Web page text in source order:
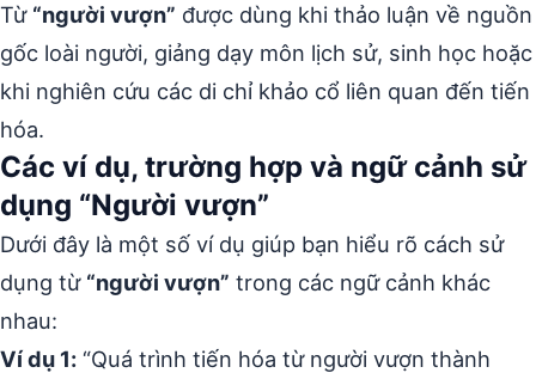
Từ “người vượn” được dùng khi thảo luận về nguồn
gốc loài người, giảng dạy môn lịch sử, sinh học hoặc
khi nghiên cứu các di chỉ khảo cổ liên quan đến tiến
hóa.
Các ví dụ, trường hợp và ngữ cảnh sử
dụng “Người vượn”
Dưới đây là một số ví dụ giúp bạn hiểu rõ cách sử
dụng từ “người vượn” trong các ngữ cảnh khác
nhau:
Ví dụ 1: “Quá trình tiến hóa từ người vượn thành